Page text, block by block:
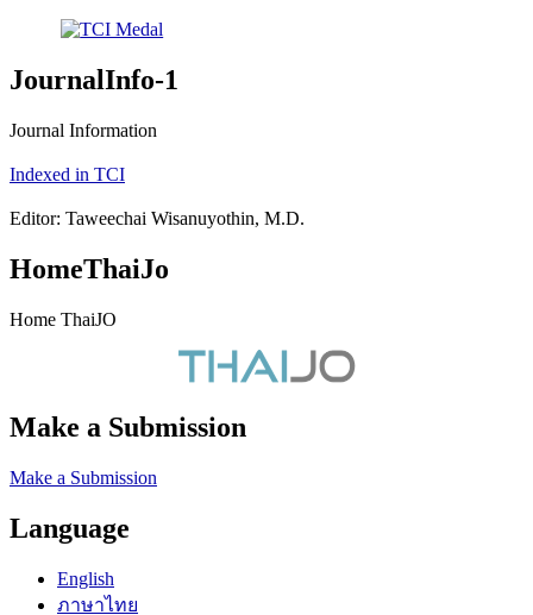
JournalInfo-1
Journal Information
Indexed in TCI
Editor: Taweechai Wisanuyothin, M.D.
HomeThaiJo
Home ThaiJO
Make a Submission
Make a Submission
Language
English
ภาษาไทย